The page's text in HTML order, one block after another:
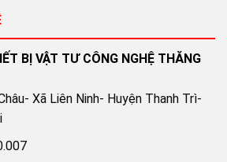
BỊ VẬT TƯ CÔNG NGHỆ THĂNG
Xã Liên Ninh- Huyện Thanh Trì-